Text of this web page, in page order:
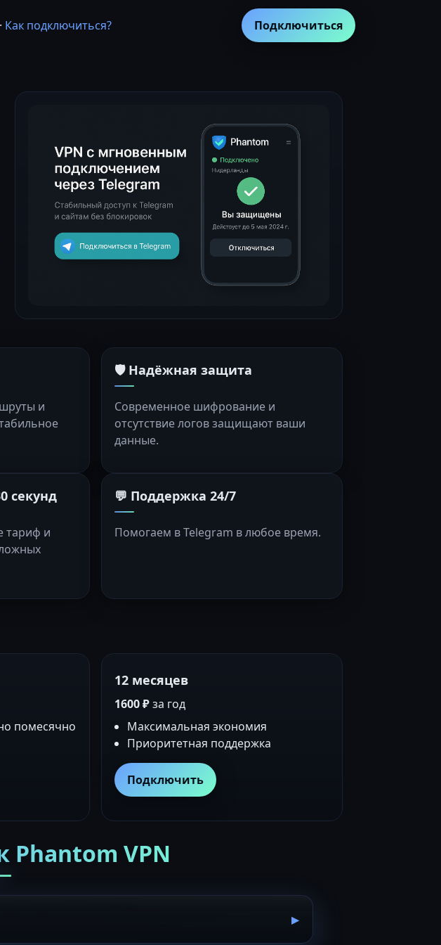
· Как подключиться? Подключиться
и
🛡️ Надёжная защита
Современное шифрование и
отсутствие логов защищают ваши
данные.
секунд
тариф и
💬 Поддержка 24/7
Помогаем в Telegram в любое время.
помесячно
12 месяцев
1600 ₽за год
Максимальная экономия
Приоритетная поддержка
Подключить
Phantom VPN